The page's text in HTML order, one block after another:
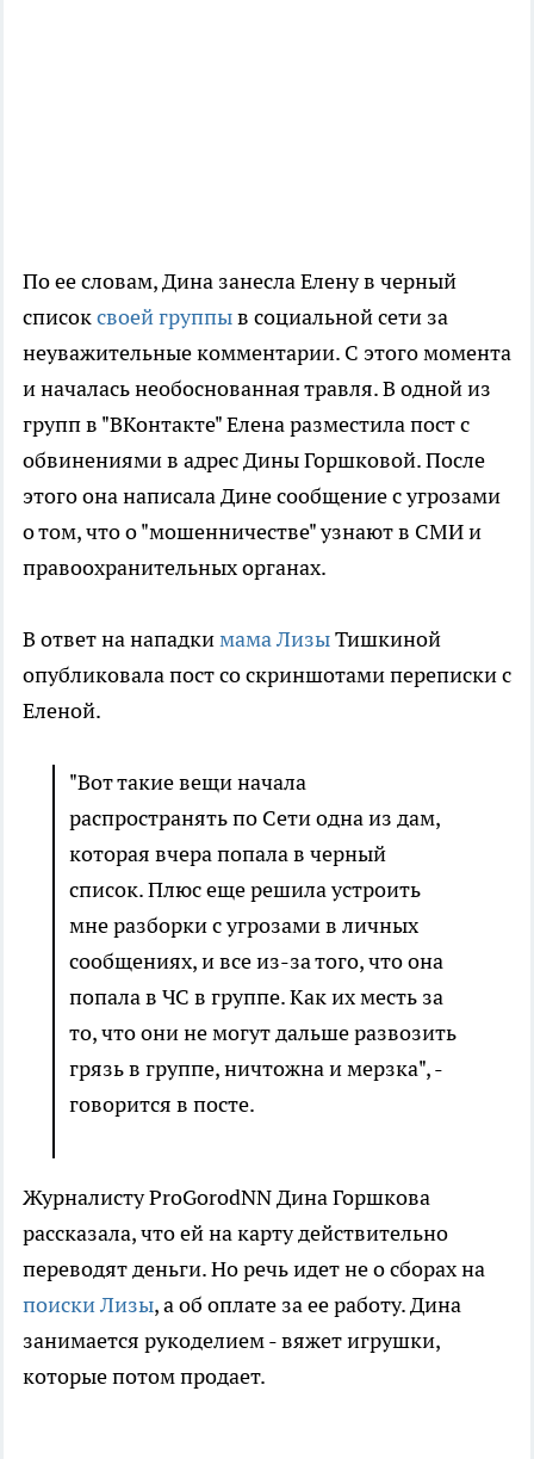
По ее словам, Дина занесла Елену в черный
списоксвоей группыв социальной сети за
неуважительные комментарии. С этого момента
и началась необоснованная травля. В одной из
групп в "ВКонтакте" Елена разместила пост с
обвинениями в адрес Дины Горшковой. После
этого она написала Дине сообщение с угрозами
о том, что о "мошенничестве" узнают в СМИ и
правоохранительных органах.
В ответ на нападкимама ЛизыТишкиной
опубликовала пост со скриншотами переписки с
Еленой.
"Вот такие вещи начала
распространять по Сети одна из дам,
которая вчера попала в черный
список. Плюс еще решила устроить
мне разборки с угрозами в личных
сообщениях, и все из-за того, что она
попала в ЧС в группе. Как их месть за
то, что они не могут дальше развозить
грязь в группе, ничтожна и мерзка", -
говорится в посте.
Журналисту ProGorodNN Дина Горшкова
рассказала, что ей на карту действительно
переводят деньги. Но речь идет не о сборах на
поиски Лизы, а об оплате за ее работу. Дина
занимается рукоделием - вяжет игрушки,
которые потом продает.